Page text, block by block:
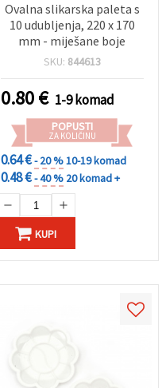
Ovalna slikarska paleta s
10 udubljenja, 220 x 170
mm - miješane boje
SKU: 844613
0.80€ 1-9 komad
POPUSTI
ZA KOLIČINU
0.64 €- 20 %10-19 komad
0.48 €- 40 % 20 komad +
KUPI